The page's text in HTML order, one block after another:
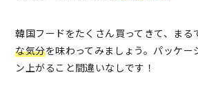
韓国フードをたくさん買ってきて、まる
な気分を味わってみましょう。パッケー
ン上がること間違いなしです！